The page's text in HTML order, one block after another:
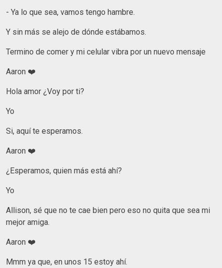
- Ya lo que sea, vamos tengo hambre.
Y sin más se alejo de dónde estábamos.
Termino de comer y mi celular vibra por un nuevo mensaje
Aaron ❤️
Hola amor ¿Voy por ti?
Yo
Si, aquí te esperamos.
Aaron ❤️
¿Esperamos, quien más está ahí?
Yo
Allison, sé que no te cae bien pero eso no quita que sea mi
mejor amiga.
Aaron ❤️
Mmm ya que, en unos 15 estoy ahí.